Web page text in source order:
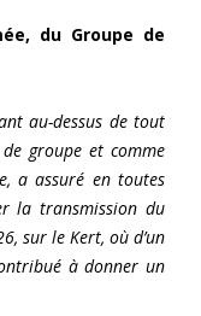
du Groupe de
au-dessus de tout
groupe et comme
a assuré en toutes
la transmission du
sur le Kert, où d’un
à donner un